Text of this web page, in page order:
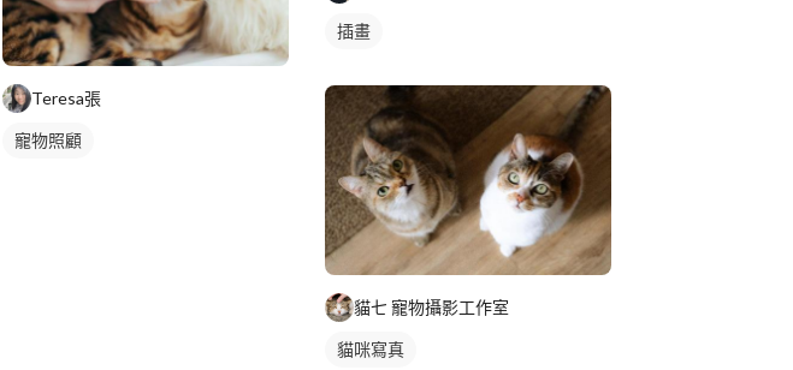
Teresa張
寵物照顧
插畫
貓七 寵物攝影工作室
貓咪寫真